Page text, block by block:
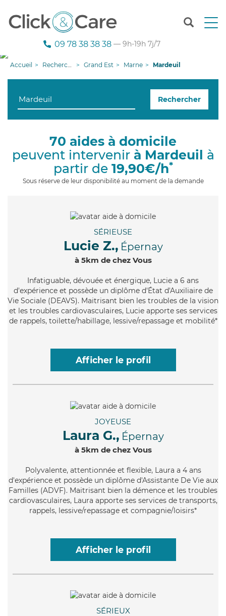
T
n
g
i
09 78 38 38 38 — 9h-19h 7j/7
Accueil Recherche aide à domicile Grand Est Marne Mardeuil
Rechercher
70 aides à domicile
peuvent intervenir à Mardeuil à
partir de 19,90€/h*
Sous réserve de leur disponibilité au moment de la demande
SÉRIEUSE
Lucie Z., Épernay
à 5km de chez Vous
Infatiguable, dévouée et énergique, Lucie a 6 ans
d'expérience et possède un diplôme d'État d'Auxiliaire de
Vie Sociale (DEAVS). Maitrisant bien les troubles de la vision
et les troubles cardiovasculaires, Lucie apporte ses services
de rappels, toilette/habillage, lessive/repassage et mobilité*
Afficher le profil
JOYEUSE
Laura G., Épernay
à 5km de chez Vous
Polyvalente, attentionnée et flexible, Laura a 4 ans
d'expérience et possède un diplôme d'Assistante De Vie aux
Familles (ADVF). Maitrisant bien la démence et les troubles
cardiovasculaires, Laura apporte ses services de transports,
rappels, lessive/repassage et compagnie/loisirs*
Afficher le profil
SÉRIEUX